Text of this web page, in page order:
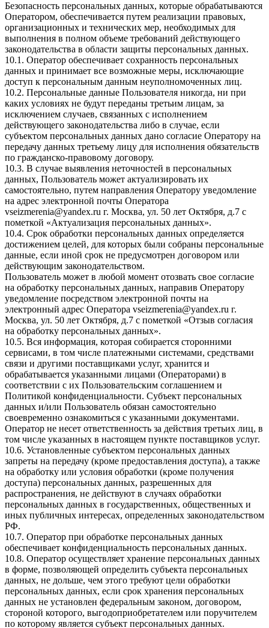
Безопасность персональных данных, которые обрабатываются
Оператором, обеспечивается путем реализации правовых,
организационных и технических мер, необходимых для
выполнения в полном объеме требований действующего
законодательства в области защиты персональных данных.
10.1. Оператор обеспечивает сохранность персональных
данных и принимает все возможные меры, исключающие
доступ к персональным данным неуполномоченных лиц.
10.2. Персональные данные Пользователя никогда, ни при
каких условиях не будут переданы третьим лицам, за
исключением случаев, связанных с исполнением
действующего законодательства либо в случае, если
субъектом персональных данных дано согласие Оператору на
передачу данных третьему лицу для исполнения обязательств
по гражданско-правовому договору.
10.3. В случае выявления неточностей в персональных
данных, Пользователь может актуализировать их
самостоятельно, путем направления Оператору уведомление
на адрес электронной почты Оператора
vseizmerenia@yandex.ru г. Москва, ул. 50 лет Октября, д.7 с
пометкой «Актуализация персональных данных».
10.4. Срок обработки персональных данных определяется
достижением целей, для которых были собраны персональные
данные, если иной срок не предусмотрен договором или
действующим законодательством.
Пользователь может в любой момент отозвать свое согласие
на обработку персональных данных, направив Оператору
уведомление посредством электронной почты на
электронный адрес Оператора vseizmerenia@yandex.ru г.
Москва, ул. 50 лет Октября, д.7 с пометкой «Отзыв согласия
на обработку персональных данных».
10.5. Вся информация, которая собирается сторонними
сервисами, в том числе платежными системами, средствами
связи и другими поставщиками услуг, хранится и
обрабатывается указанными лицами (Операторами) в
соответствии с их Пользовательским соглашением и
Политикой конфиденциальности. Субъект персональных
данных и/или Пользователь обязан самостоятельно
своевременно ознакомиться с указанными документами.
Оператор не несет ответственность за действия третьих лиц, в
том числе указанных в настоящем пункте поставщиков услуг.
10.6. Установленные субъектом персональных данных
запреты на передачу (кроме предоставления доступа), а также
на обработку или условия обработки (кроме получения
доступа) персональных данных, разрешенных для
распространения, не действуют в случаях обработки
персональных данных в государственных, общественных и
иных публичных интересах, определенных законодательством
РФ.
10.7. Оператор при обработке персональных данных
обеспечивает конфиденциальность персональных данных.
10.8. Оператор осуществляет хранение персональных данных
в форме, позволяющей определить субъекта персональных
данных, не дольше, чем этого требуют цели обработки
персональных данных, если срок хранения персональных
данных не установлен федеральным законом, договором,
стороной которого, выгодоприобретателем или поручителем
по которому является субъект персональных данных.